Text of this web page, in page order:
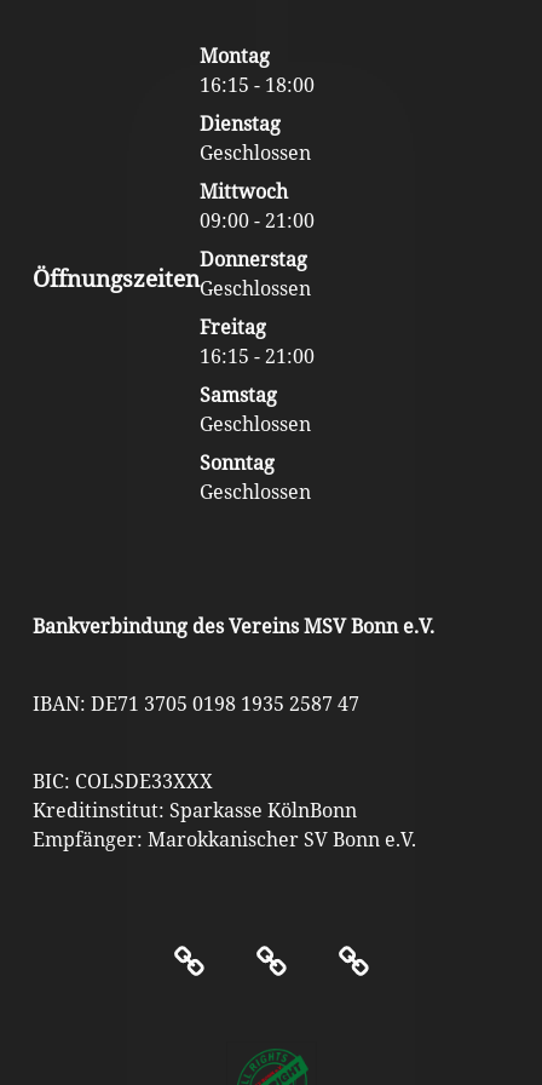
Öffnungszeiten
Montag
16:15 - 18:00
Dienstag
Geschlossen
Mittwoch
09:00 - 21:00
Donnerstag
Geschlossen
Freitag
16:15 - 21:00
Samstag
Geschlossen
Sonntag
Geschlossen
Bankverbindung des Vereins MSV Bonn e.V.
IBAN: DE71 3705 0198 1935 2587 47
BIC: COLSDE33XXX
Kreditinstitut: Sparkasse KölnBonn
Empfänger: Marokkanischer SV Bonn e.V.
Kontakt ImpressumDatenschutz